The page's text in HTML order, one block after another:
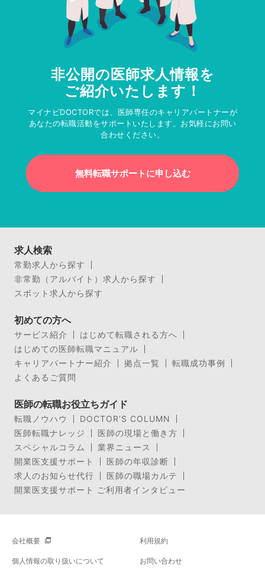
非公開の医師求人情報を
ご紹介いたします！
マイナビDOCTORでは、医師専任のキャリアパートナーが
あなたの転職活動をサポートいたします。お気軽にお問い
合わせください。
無料転職サポートに申し込む
求人検索
常勤求人から探す
非常勤（アルバイト）求人から探す
スポット求人から探す
初めての方へ
サービス紹介
はじめて転職される方へ
はじめての医師転職マニュアル
キャリアパートナー紹介
拠点一覧
転職成功事例
よくあるご質問
医師の転職お役立ちガイド
転職ノウハウ
DOCTOR’S COLUMN
医師転職ナレッジ
医師の現場と働き方
スペシャルコラム
業界ニュース
開業医支援サポート
医師の年収診断
求人のお知らせ代行
医師の職場カルテ
開業医支援サポート ご利用者インタビュー
会社概要 利用規約
個人情報の取り扱いについて お問い合わせ